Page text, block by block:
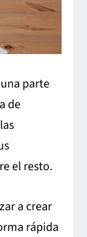
parte
de
el resto.
a crear
rápida